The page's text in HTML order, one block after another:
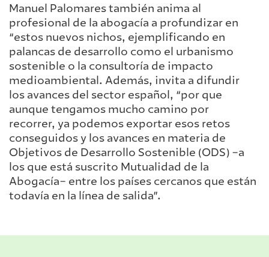
Manuel Palomares también anima al
profesional de la abogacía a profundizar en
“estos nuevos nichos, ejemplificando en
palancas de desarrollo como el urbanismo
sostenible o la consultoría de impacto
medioambiental. Además, invita a difundir
los avances del sector español, “por que
aunque tengamos mucho camino por
recorrer, ya podemos exportar esos retos
conseguidos y los avances en materia de
Objetivos de Desarrollo Sostenible (ODS) –a
los que está suscrito Mutualidad de la
Abogacía– entre los países cercanos que están
todavía en la línea de salida”.